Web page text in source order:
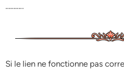
………..
Si le lien ne fonctionne pas